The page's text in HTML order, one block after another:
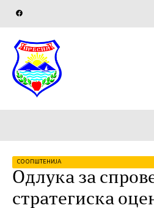
СООПШТЕНИЈА
Одлука за
стратегиска